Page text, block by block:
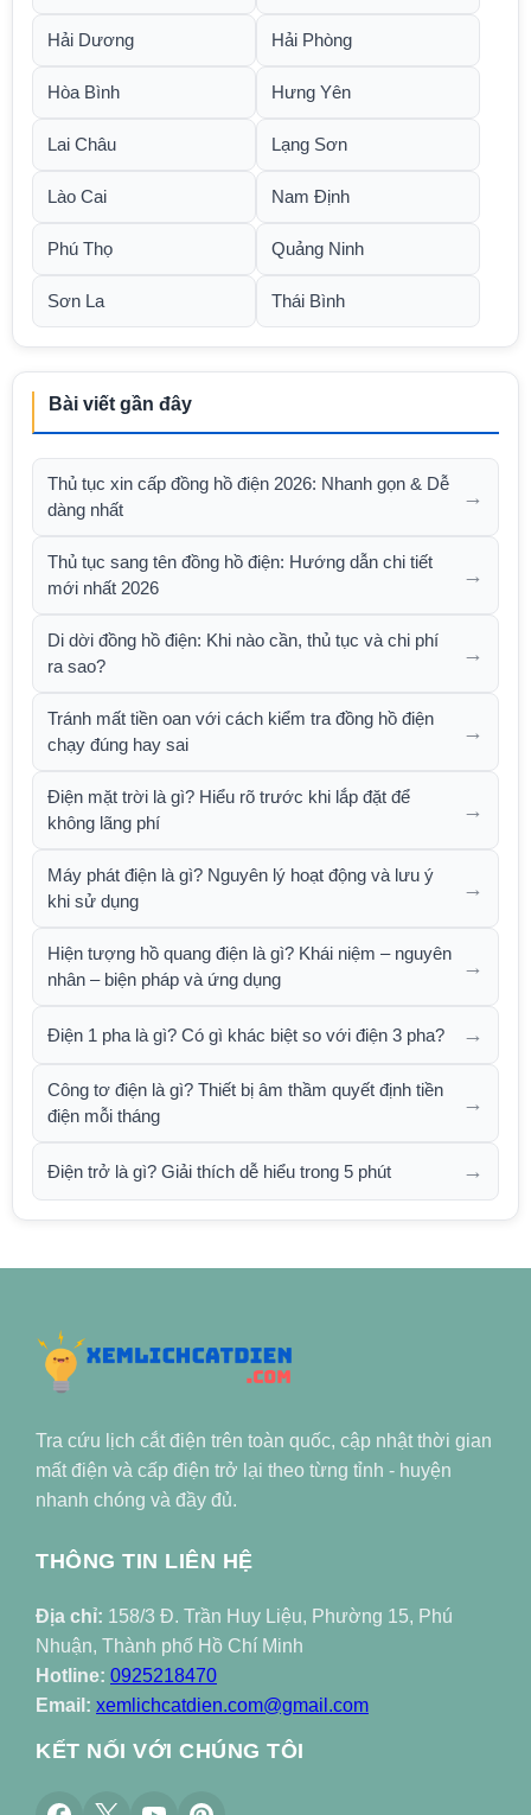
Hải Dương Hải Phòng
Hòa Bình Hưng Yên
Lai Châu Lạng Sơn
Lào Cai Nam Định
Phú Thọ Quảng Ninh
Sơn La Thái Bình
Bài viết gần đây
Thủ tục xin cấp đồng hồ điện 2026: Nhanh gọn & Dễ
dàng nhất
→
Thủ tục sang tên đồng hồ điện: Hướng dẫn chi tiết
mới nhất 2026
→
Di dời đồng hồ điện: Khi nào cần, thủ tục và chi phí
ra sao?
→
Tránh mất tiền oan với cách kiểm tra đồng hồ điện
chạy đúng hay sai
→
Điện mặt trời là gì? Hiểu rõ trước khi lắp đặt để
không lãng phí
→
Máy phát điện là gì? Nguyên lý hoạt động và lưu ý
khi sử dụng
→
Hiện tượng hồ quang điện là gì? Khái niệm – nguyên
nhân – biện pháp và ứng dụng
→
Điện 1 pha là gì? Có gì khác biệt so với điện 3 pha? →
Công tơ điện là gì? Thiết bị âm thầm quyết định tiền
điện mỗi tháng
→
Điện trở là gì? Giải thích dễ hiểu trong 5 phút →
Tra cứu lịch cắt điện trên toàn quốc, cập nhật thời gian
mất điện và cấp điện trở lại theo từng tỉnh - huyện
nhanh chóng và đầy đủ.
THÔNG TIN LIÊN HỆ
Địa chỉ: 158/3 Đ. Trần Huy Liệu, Phường 15, Phú
Nhuận, Thành phố Hồ Chí Minh
Hotline: 0925218470
Email: xemlichcatdien.com@gmail.com
KẾT NỐI VỚI CHÚNG TÔI